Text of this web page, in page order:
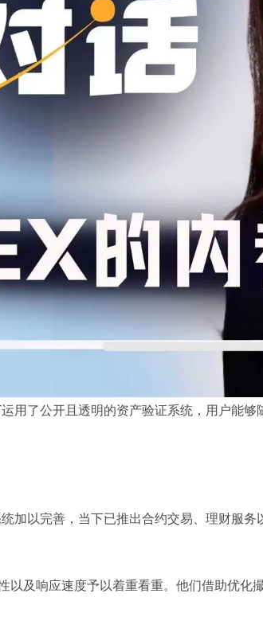
用了公开且透明的资产验证系统，用户能
加以完善，当下已推出合约交易、理财服
以及响应速度予以着重看重。他们借助优